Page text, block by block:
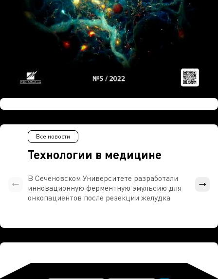
Технологии в медицине
Все новости
В Сеченовском Университете разработали
инновационную ферментную эмульсию для
онкопациентов после резекции желудка